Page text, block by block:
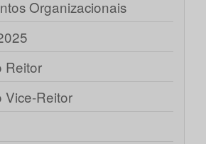
Organizacionais
Reitor
Vice-Reitor